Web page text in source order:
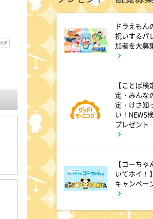
ANNニュース
午後 1:50
午後 1:55
午後もじゅん散歩
科捜研の女12 #3
ドラえもん
祝いするパ
加者を大募
【ことば
定・みんな
定・けさ知
い！NEWS
プレゼント
【ゴーち
いてホイ！
キャンペー